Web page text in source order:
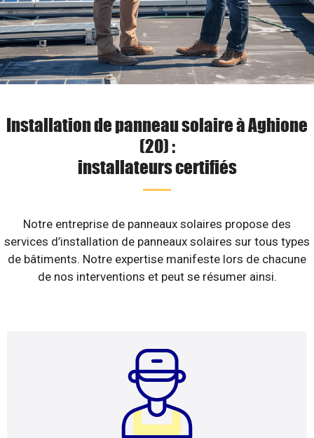
Installation de panneau solaire à Aghione
(20) :
installateurs certifiés
Notre entreprise de panneaux solaires propose des
services d’installation de panneaux solaires sur tous types
de bâtiments. Notre expertise manifeste lors de chacune
de nos interventions et peut se résumer ainsi.